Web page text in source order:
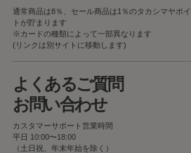
通常商品は8％、セール商品は1％のタカシマヤポ
トが貯まります
※カードの種類によって一部異なります
(リンクは別サイトに移動します)
よくあるご質問
お問い合わせ
カスタマーサポート営業時間
平日 10:00〜18:00
（土日祝、年末年始を除く）